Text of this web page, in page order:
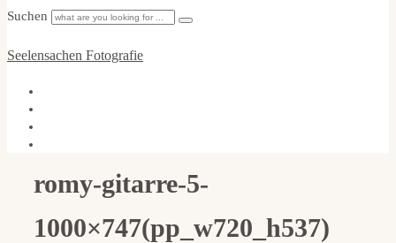
Suchen
Seelensachen Fotografie
romy-gitarre-5-
1000×747(pp_w720_h537)